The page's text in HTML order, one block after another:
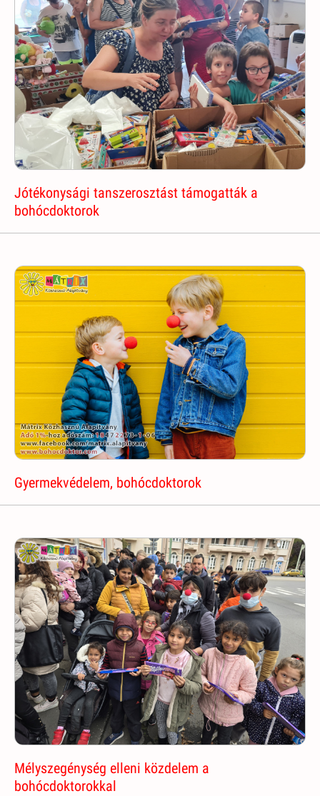
Jótékonysági tanszerosztást támogatták a
bohócdoktorok
Gyermekvédelem, bohócdoktorok
Mélyszegénység elleni közdelem a
bohócdoktorokkal